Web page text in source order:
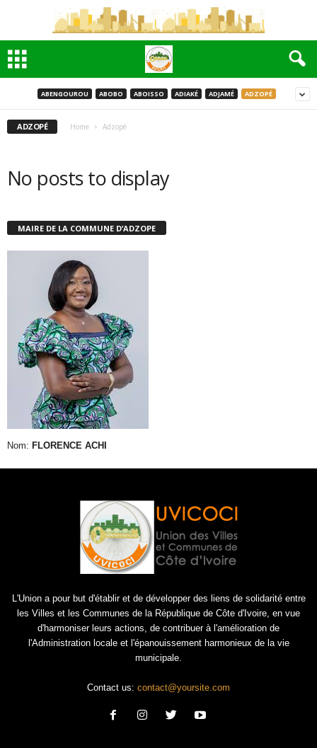
ABENGOUROU ABOBO ABOISSO ADIAKÉ ADJAMÉ ADZOPÉ
ADZOPÉ Home Adzopé
No posts to display
MAIRE DE LA COMMUNE D’ADZOPE
Nom: FLORENCE ACHI
L'Union a pour but d'établir et de développer des liens de solidarité entre
les Villes et les Communes de la République de Côte d'Ivoire, en vue
d'harmoniser leurs actions, de contribuer à l'amélioration de
l'Administration locale et l'épanouissement harmonieux de la vie
municipale.
Contact us: contact@yoursite.com